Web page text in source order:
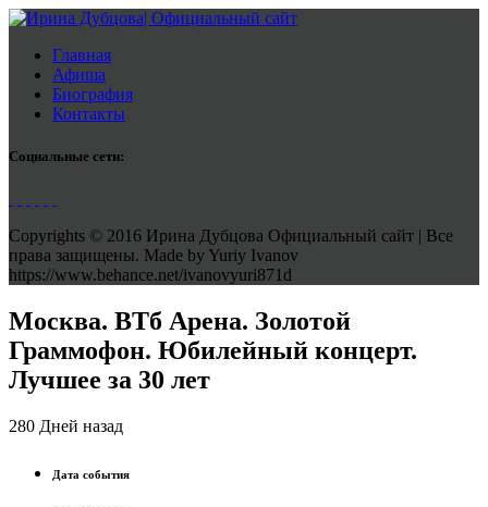
Главная
Афиша
Биография
Контакты
Социальные сети:
Copyrights © 2016 Ирина Дубцова Официальный сайт | Все
права защищены. Made by Yuriy Ivanov
https://www.behance.net/ivanovyuri871d
Москва. ВТб Арена. Золотой
Граммофон. Юбилейный концерт.
Лучшее за 30 лет
280 Дней назад
Дата события